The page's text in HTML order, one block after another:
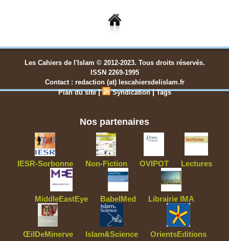
Les Cahiers de l'Islam © 2012-2023. Tous droits réservés.
ISSN 2269-1995
Contact : redaction (at) lescahiersdelislam.fr
Plan du site | Syndication |Tags
Nos partenaires
IESR-Sorbonne Non-Fiction OVIPOT Lectures
MiddleEastEye BabelMed Librairie IMA
ŒilDeMinerve Islam&Science OrientsEditions